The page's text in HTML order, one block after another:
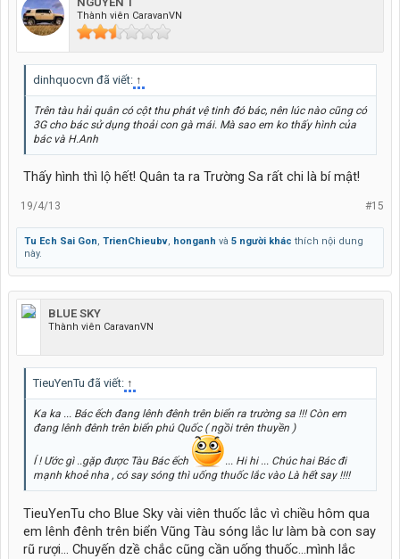
Chuẩn bị lên tàu 561
Thành viên CaravanVN
dinhquocvn đã viết: ↑
Trên tàu hải quân có cột thu phát vệ tinh đó bác, nên lúc nào cũng có
3G cho bác sử dụng thoải con gà mái. Mà sao em ko thấy hình của
bác và H.Anh
Thấy hình thì lộ hết! Quân ta ra Trường Sa rất chi là bí mật!
#15
19/4/13
Tu Ech Sai Gon, TrienChieubv, honganh và 5 người khác thích nội dung
này.
BLUE SKY
Thành viên CaravanVN
TieuYenTu đã viết: ↑
Ka ka ... Bác ếch đang lênh đênh trên biển ra trường sa !!! Còn em
đang lênh đênh trên biển phú Quốc ( ngồi trên thuyền )
Í ! Ước gì ..gặp được Tàu Bác ếch
... Hi hi ... Chúc hai Bác đi
mạnh khoẻ nha , có say sóng thì uống thuốc lắc vào Là hết say !!!!
TieuYenTu cho Blue Sky vài viên thuốc lắc vì chiều hôm qua
em lênh đênh trên biển Vũng Tàu sóng lắc lư làm bà con say
rũ rượi... Chuyến dzề chắc cũng cần uống thuốc...mình lắc